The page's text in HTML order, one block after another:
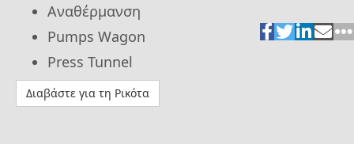
Αναθέρμανση
Pumps Wagon
Press Tunnel
Διαβάστε για τη Ρικότα